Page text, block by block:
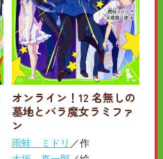
オンライン！12 名無しの
墓地とバラ魔女ラミファ
ン
雨蛙 ミドリ ／作